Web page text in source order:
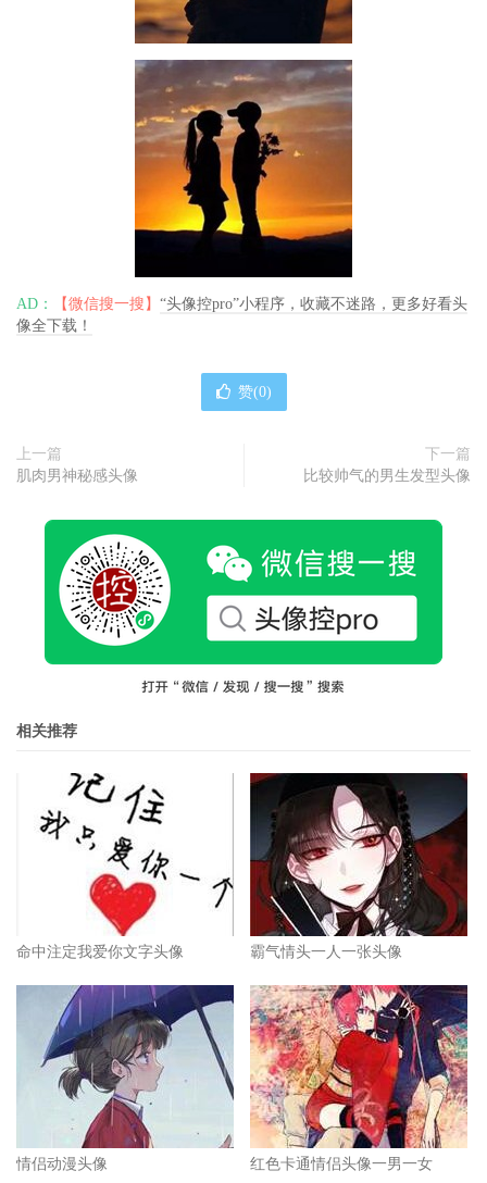
AD： 【微信搜一搜】 “头像控pro”小程序，收藏不迷路，更多好看头
像全下载！
赞(0)
上一篇
肌肉男神秘感头像
下一篇
比较帅气的男生发型头像
相关推荐
命中注定我爱你文字头像 霸气情头一人一张头像
情侣动漫头像 红色卡通情侣头像一男一女